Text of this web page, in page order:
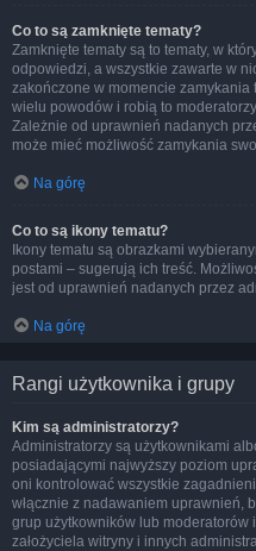
Co to są zamknięte tematy?
Zamknięte tematy są to tematy, w
odpowiedzi, a wszystkie zawarte w
zakończone w momencie zamykania
wielu powodów i robią to
Zależnie od uprawnień nadanych
może mieć możliwość zamykania
Na górę
Co to są ikony tematu?
Ikony tematu są obrazkami
postami – sugerują ich treść.
jest od uprawnień nadanych przez
Na górę
Rangi użytkownika i grupy
Kim są administratorzy?
Administratorzy są użytkownikami
posiadającymi najwyższy poziom
oni kontrolować wszystkie
włącznie z nadawaniem uprawnień,
grup użytkowników lub moderatorów
założyciela witryny i innych